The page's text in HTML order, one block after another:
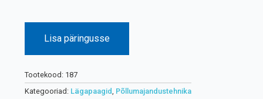
Lisa päringusse
Tootekood: 187
Kategooriad: Lägapaagid Põllumajandustehnika